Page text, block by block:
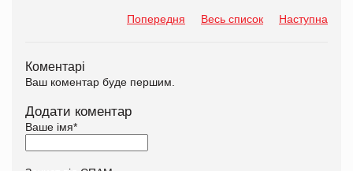
Попередня Весь список Наступна
Коментарі
Ваш коментар буде першим.
Додати коментар
Ваше імя*